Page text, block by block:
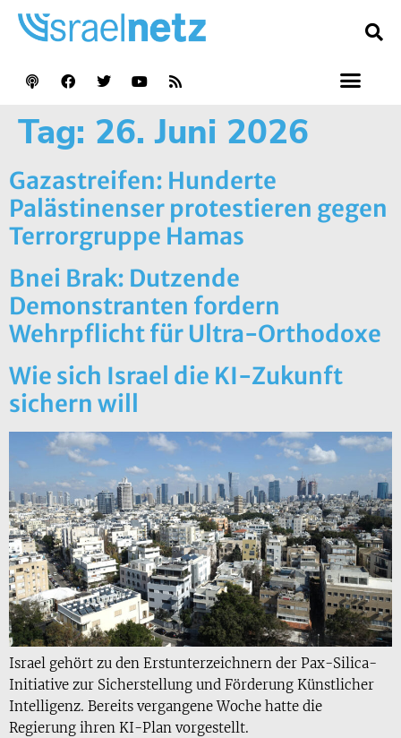
Tag: 26. Juni 2026
Gazastreifen: Hunderte
Palästinenser protestieren gegen
Terrorgruppe Hamas
Bnei Brak: Dutzende
Demonstranten fordern
Wehrpflicht für Ultra-Orthodoxe
Wie sich Israel die KI-Zukunft
sichern will
Israel gehört zu den Erstunterzeichnern der Pax-Silica-
Initiative zur Sicherstellung und Förderung Künstlicher
Intelligenz. Bereits vergangene Woche hatte die
Regierung ihren KI-Plan vorgestellt.